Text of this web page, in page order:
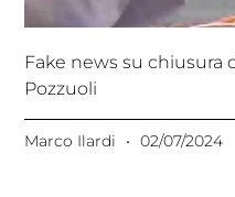
Fake news su chiusura
Pozzuoli
Marco Ilardi 02/07/2024